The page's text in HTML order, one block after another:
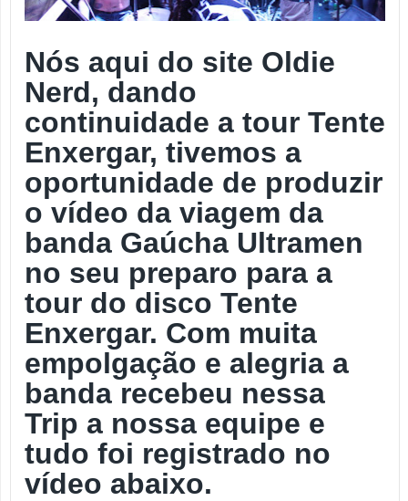
Nós aqui do site Oldie
Nerd, dando
continuidade a tour Tente
Enxergar, tivemos a
oportunidade de produzir
o vídeo da viagem da
banda Gaúcha Ultramen
no seu preparo para a
tour do disco Tente
Enxergar. Com muita
empolgação e alegria a
banda recebeu nessa
Trip a nossa equipe e
tudo foi registrado no
vídeo abaixo.